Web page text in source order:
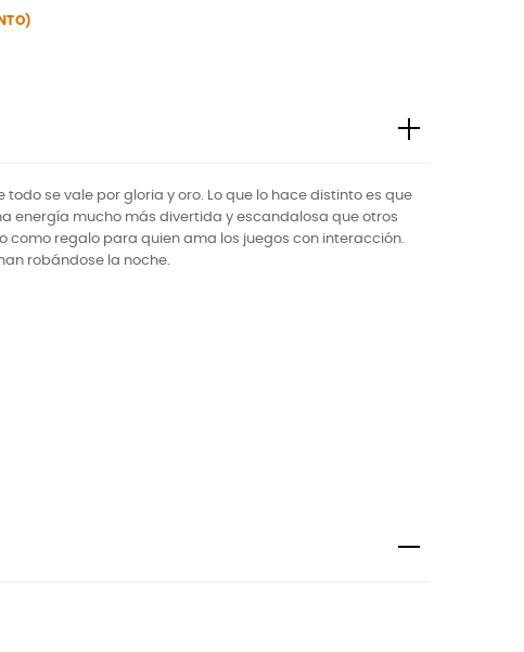
se vale por gloria y oro. Lo que lo hace distinto es que
energía mucho más divertida y escandalosa que otros
como regalo para quien ama los juegos con interacción.
robándose la noche.